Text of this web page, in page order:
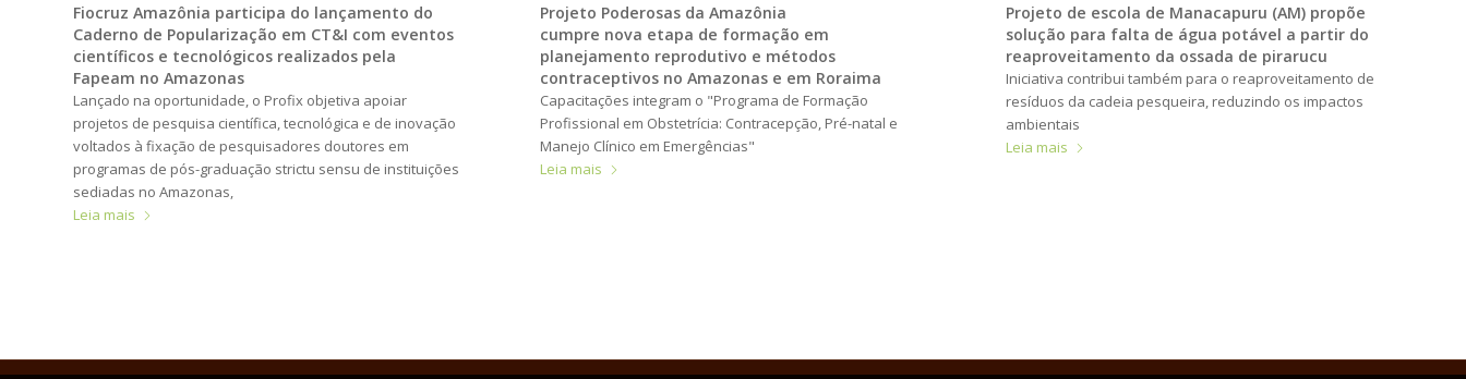
Fiocruz Amazônia participa do lançamento do
Caderno de Popularização em CT&I com eventos
científicos e tecnológicos realizados pela
Fapeam no Amazonas
Lançado na oportunidade, o Profix objetiva apoiar
projetos de pesquisa científica, tecnológica e de inovação
voltados à fixação de pesquisadores doutores em
programas de pós-graduação strictu sensu de instituições
sediadas no Amazonas,
Leia mais
Projeto Poderosas da Amazônia
cumpre nova etapa de formação em
planejamento reprodutivo e métodos
contraceptivos no Amazonas e em Roraima
Capacitações integram o "Programa de Formação
Profissional em Obstetrícia: Contracepção, Pré-natal e
Manejo Clínico em Emergências"
Leia mais
Projeto de escola de Manacapuru (AM) propõe
solução para falta de água potável a partir do
reaproveitamento da ossada de pirarucu
Iniciativa contribui também para o reaproveitamento de
resíduos da cadeia pesqueira, reduzindo os impactos
ambientais
Leia mais